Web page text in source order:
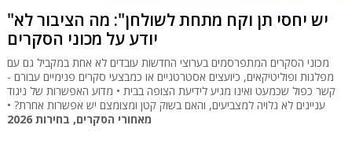
"יש יחסי תן וקח מתחת לשולחן": מה הציבור לא
יודע על מכוני הסקרים
מכוני הסקרים המתפרסמים בערוצי החדשות עובדים לא אחת במקביל גם עם
מפלגות ופוליטיקאים, כיועצים אסטרטגיים או כמבצעי סקרים פנימיים עבורם -
קשר כפול שכמעט ואינו מגיע לידיעת הצופה בבית • מדוע האפשרות של ניגוד
עניינים לא גלויה למצביעים, והאם בשוק קטן ומצומצם יש אפשרות אחרת? •